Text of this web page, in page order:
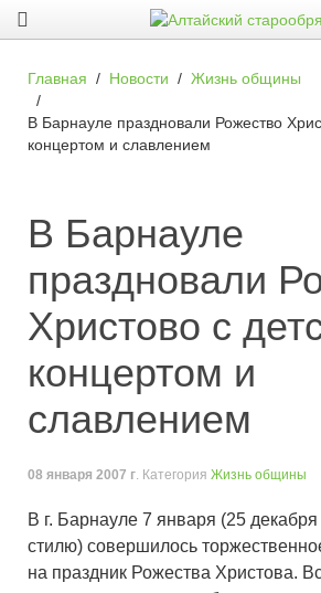
Главная Новости Жизнь общины
В Барнауле праздновали Рожество
концертом и славлением
В Барнауле
праздновали
Христово с
концертом и
славлением
08 января 2007 г. Категория Жизнь общины
В г. Барнауле 7 января (25
стилю) совершилось
на праздник Рожества Христова.